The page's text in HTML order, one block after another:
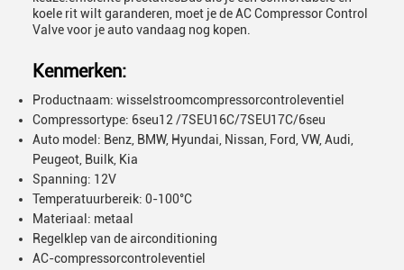
koele rit wilt garanderen, moet je de AC Compressor Control
Valve voor je auto vandaag nog kopen.
Kenmerken:
Productnaam: wisselstroomcompressorcontroleventiel
Compressortype: 6seu12 /7SEU16C/7SEU17C/6seu
Auto model: Benz, BMW, Hyundai, Nissan, Ford, VW, Audi,
Peugeot, Builk, Kia
Spanning: 12V
Temperatuurbereik: 0-100°C
Materiaal: metaal
Regelklep van de airconditioning
AC-compressorcontroleventiel